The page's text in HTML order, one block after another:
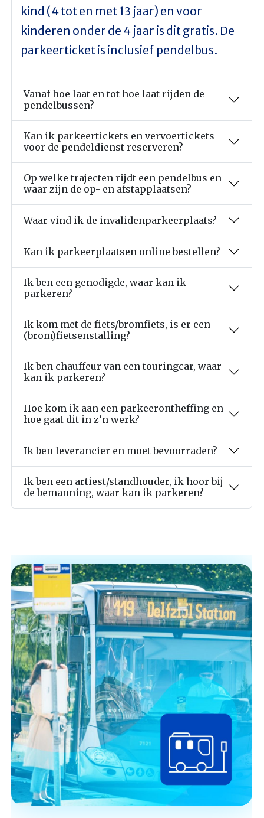
kind (4 tot en met 13 jaar) en voor
kinderen onder de 4 jaar is dit gratis. De
parkeerticket is inclusief pendelbus.
Vanaf hoe laat en tot hoe laat rijden de
pendelbussen?
Kan ik parkeertickets en vervoertickets
voor de pendeldienst reserveren?
Op welke trajecten rijdt een pendelbus en
waar zijn de op- en afstapplaatsen?
Waar vind ik de invalidenparkeerplaats?
Kan ik parkeerplaatsen online bestellen?
Ik ben een genodigde, waar kan ik
parkeren?
Ik kom met de fiets/bromfiets, is er een
(brom)fietsenstalling?
Ik ben chauffeur van een touringcar, waar
kan ik parkeren?
Hoe kom ik aan een parkeerontheffing en
hoe gaat dit in z’n werk?
Ik ben leverancier en moet bevoorraden?
Ik ben een artiest/standhouder, ik hoor bij
de bemanning, waar kan ik parkeren?
Afbeelding